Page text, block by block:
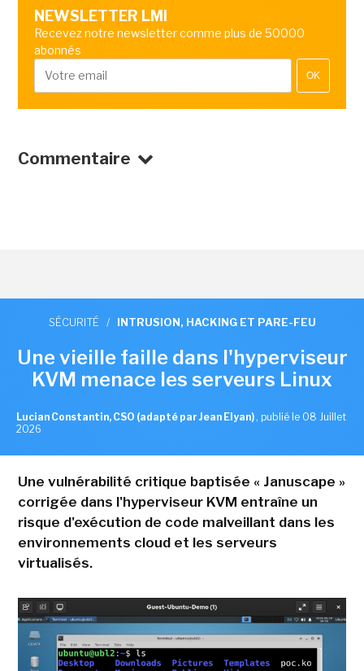
NEWSLETTER LMI
Recevez notre newsletter comme plus de 50000
abonnés
OK
Commentaire
SÉCURITÉ / INTRUSION, HACKING ET PARE-FEU
Une vieille faille dans l'hyperviseur
KVM menace les serveurs Linux
Lucian Constantin, CSO (adapté par Jean Elyan) , publié le 08 Juillet
2026
Une vulnérabilité critique baptisée « Januscape »
corrigée dans l'hyperviseur KVM entraîne un
risque d'exécution de code malveillant dans les
environnements cloud et les serveurs
virtualisés.